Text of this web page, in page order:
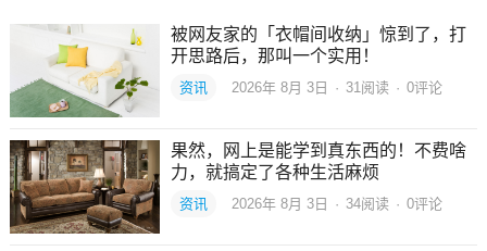
被网友家的「衣帽间收纳」惊到了，打
开思路后，那叫一个实用！
资讯 2026年 8月 3日 · 31 阅读 · 0评论
果然，网上是能学到真东西的！不费啥
力，就搞定了各种生活麻烦
资讯 2026年 8月 3日 · 34阅读 · 0评论